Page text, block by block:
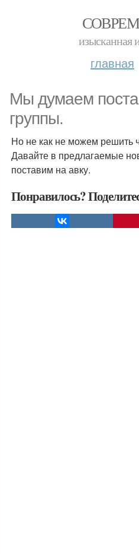
изысканная
главная
Мы думаем
группы.
Но не как не можем решить
Давайте в предлагаемые
поставим на авку.
Понравилось?